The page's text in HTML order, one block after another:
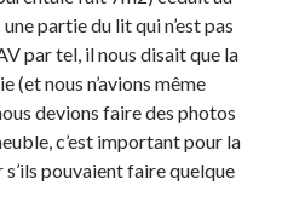
partie du lit qui n’est pas
par tel, il nous disait que la
(et nous n’avions même
devions faire des photos
c’est important pour la
pouvaient faire quelque